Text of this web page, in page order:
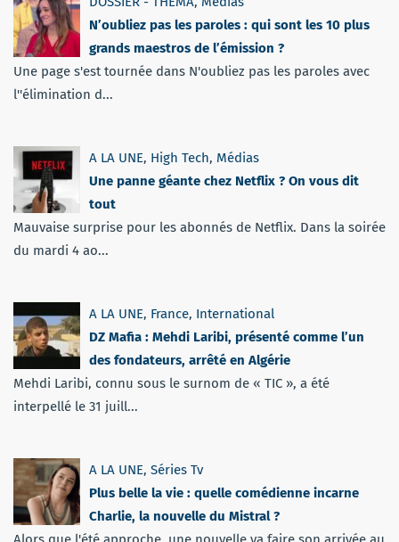
N’oubliez pas les paroles : qui sont les 10 plus
grands maestros de l’émission ?
Une page s'est tournée dans N'oubliez pas les paroles avec
l''élimination d...
A LA UNE, High Tech, Médias
Une panne géante chez Netflix ? On vous dit
tout
Mauvaise surprise pour les abonnés de Netflix. Dans la soirée
du mardi 4 ao...
A LA UNE, France, International
DZ Mafia : Mehdi Laribi, présenté comme l’un
des fondateurs, arrêté en Algérie
Mehdi Laribi, connu sous le surnom de « TIC », a été
interpellé le 31 juill...
A LA UNE, Séries Tv
Plus belle la vie : quelle comédienne incarne
Charlie, la nouvelle du Mistral ?